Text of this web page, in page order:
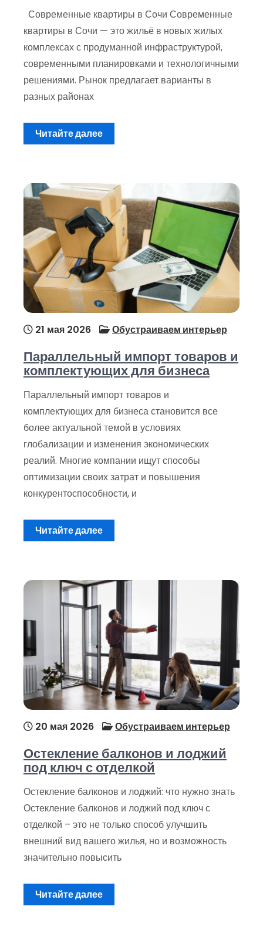
Современные квартиры в Сочи Современные
квартиры в Сочи — это жильё в новых жилых
комплексах с продуманной инфраструктурой,
современными планировками и технологичными
решениями. Рынок предлагает варианты в
разных районах
Читайте далее
21 мая 2026 Обустраиваем интерьер
Параллельный импорт товаров и
комплектующих для бизнеса
Параллельный импорт товаров и
комплектующих для бизнеса становится все
более актуальной темой в условиях
глобализации и изменения экономических
реалий. Многие компании ищут способы
оптимизации своих затрат и повышения
конкурентоспособности, и
Читайте далее
20 мая 2026 Обустраиваем интерьер
Остекление балконов и лоджий
под ключ с отделкой
Остекление балконов и лоджий: что нужно знать
Остекление балконов и лоджий под ключ с
отделкой – это не только способ улучшить
внешний вид вашего жилья, но и возможность
значительно повысить
Читайте далее